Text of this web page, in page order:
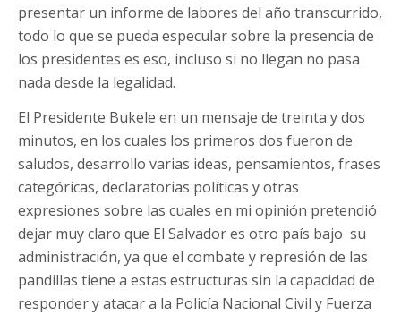
presentar un informe de labores del año transcurrido,
todo lo que se pueda especular sobre la presencia de
los presidentes es eso, incluso si no llegan no pasa
nada desde la legalidad.
El Presidente Bukele en un mensaje de treinta y dos
minutos, en los cuales los primeros dos fueron de
saludos, desarrollo varias ideas, pensamientos, frases
categóricas, declaratorias políticas y otras
expresiones sobre las cuales en mi opinión pretendió
dejar muy claro que El Salvador es otro país bajo su
administración, ya que el combate y represión de las
pandillas tiene a estas estructuras sin la capacidad de
responder y atacar a la Policía Nacional Civil y Fuerza